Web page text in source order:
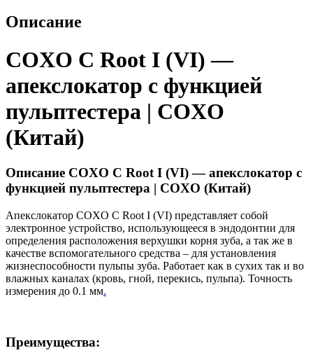
Описание
COXO C Root I (VI) —
апекслокатор с функцией
пульптестера | COXO
(Китай)
Описание COXO C Root I (VI) — апекслокатор с
функцией пульптестера | COXO (Китай)
Апекслокатор COXO C Root I (VI) представляет собой
электронное устройство, использующееся в эндодонтии для
определения расположения верхушки корня зуба, а так же в
качестве вспомогательного средства – для установления
жизнеспособности пульпы зуба. Работает как в сухих так и во
влажных каналах (кровь, гной, перекись, пульпа). Точность
измерения до 0.1 мм.
Преимущества: